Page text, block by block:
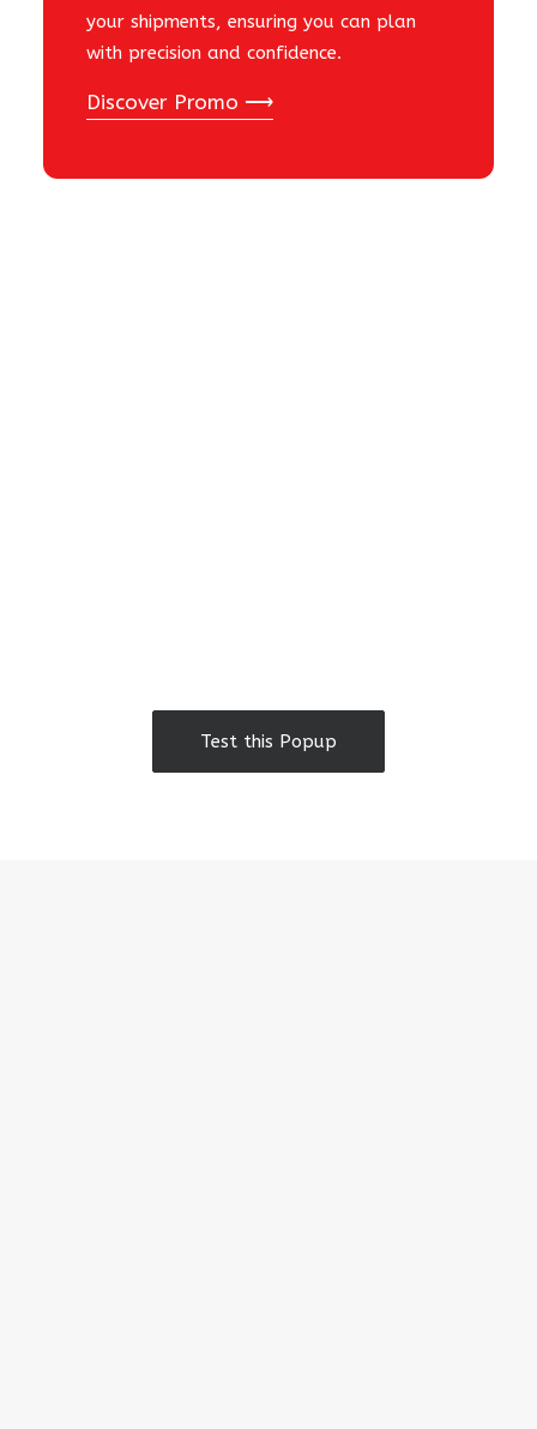
your shipments, ensuring you can plan
with precision and confidence.
Discover Promo ⟶
Test this Popup